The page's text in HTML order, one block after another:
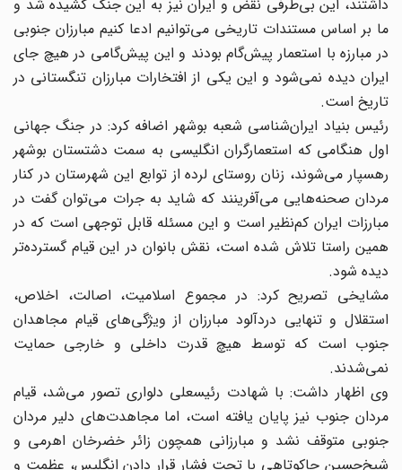
داشتند، این بی‌طرفی نقض و ایران نیز به این جنگ کشیده شد و
ما بر اساس مستندات تاریخی می‌توانیم ادعا کنیم مبارزان جنوبی
در مبارزه با استعمار پیش‌گام بودند و این پیش‌گامی در هیچ جای
ایران دیده نمی‌شود و این یکی از افتخارات مبارزان تنگستانی در
تاریخ است.
رئیس بنیاد ایران‌شناسی شعبه بوشهر اضافه کرد: در جنگ جهانی
اول هنگامی که استعمارگران انگلیسی به سمت دشتستان بوشهر
رهسپار می‌شوند، زنان روستای لرده از توابع این شهرستان در کنار
مردان صحنه‌هایی می‌آفرینند که شاید به جرات می‌توان گفت در
مبارزات ایران کم‌نظیر است و این مسئله قابل توجهی است که در
همین راستا تلاش شده است، نقش بانوان در این قیام گسترده‌تر
دیده شود.
مشایخی تصریح کرد: در مجموع اسلامیت، اصالت، اخلاص،
استقلال و تنهایی دردآلود مبارزان از ویژگی‌های قیام مجاهدان
جنوب است که توسط هیچ قدرت داخلی و خارجی حمایت
نمی‌شدند.
وی اظهار داشت: با شهادت رئیسعلی دلواری تصور می‌شد، قیام
مردان جنوب نیز پایان یافته است، اما مجاهدت‌های دلیر مردان
جنوبی متوقف نشد و مبارزانی همچون زائر خضرخان اهرمی و
شیخ‌حسین چاکوتاهی با تحت فشار قرار دادن انگلیس، عظمت و